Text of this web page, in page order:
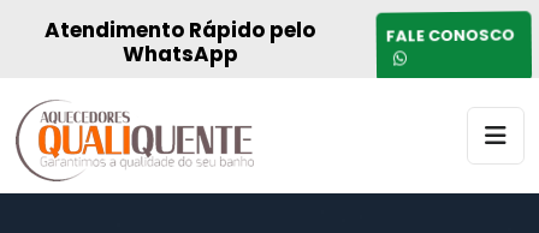
Atendimento Rápido pelo
WhatsApp
FALE CONOSCO